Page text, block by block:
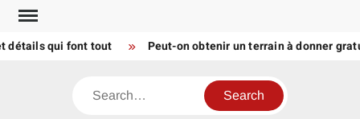
Skip
content
détails qui font tout Peut-on obtenir un terrain à donner
Search